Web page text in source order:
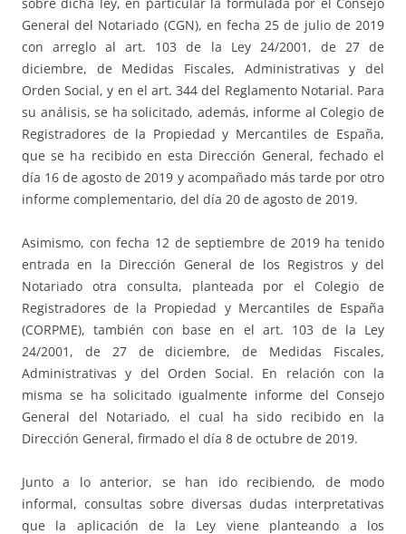
sobre dicha ley, en particular la formulada por el Consejo
General del Notariado (CGN), en fecha 25 de julio de 2019
con arreglo al art. 103 de la Ley 24/2001, de 27 de
diciembre, de Medidas Fiscales, Administrativas y del
Orden Social, y en el art. 344 del Reglamento Notarial. Para
su análisis, se ha solicitado, además, informe al Colegio de
Registradores de la Propiedad y Mercantiles de España,
que se ha recibido en esta Dirección General, fechado el
día 16 de agosto de 2019 y acompañado más tarde por otro
informe complementario, del día 20 de agosto de 2019.
Asimismo, con fecha 12 de septiembre de 2019 ha tenido
entrada en la Dirección General de los Registros y del
Notariado otra consulta, planteada por el Colegio de
Registradores de la Propiedad y Mercantiles de España
(CORPME), también con base en el art. 103 de la Ley
24/2001, de 27 de diciembre, de Medidas Fiscales,
Administrativas y del Orden Social. En relación con la
misma se ha solicitado igualmente informe del Consejo
General del Notariado, el cual ha sido recibido en la
Dirección General, firmado el día 8 de octubre de 2019.
Junto a lo anterior, se han ido recibiendo, de modo
informal, consultas sobre diversas dudas interpretativas
que la aplicación de la Ley viene planteando a los